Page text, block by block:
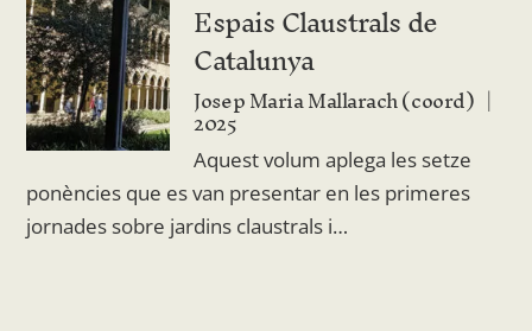
Espais Claustrals de
Catalunya
Josep Maria Mallarach (coord)
2025
Aquest volum aplega les setze
ponències que es van presentar en les primeres
jornades sobre jardins claustrals i…